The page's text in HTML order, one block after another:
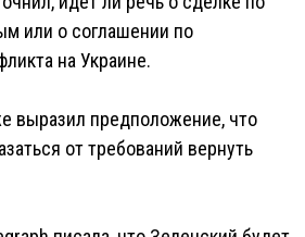
или о соглашении по
на Украине.
выразил предположение, что
от требований вернуть